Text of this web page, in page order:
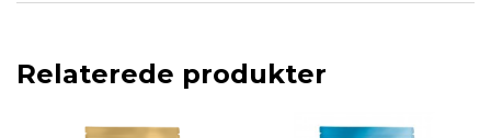
Relaterede produkter